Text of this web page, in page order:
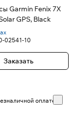
Garmin Fenix 7X
GPS, Black
02541-10
Заказать
оплате